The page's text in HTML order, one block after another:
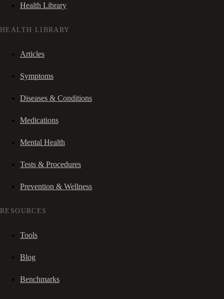
Health Library
HEALTH LIBRARY
Articles
Symptoms
Diseases & Conditions
Medications
Mental Health
Tests & Procedures
Prevention & Wellness
RESOURCES
Tools
Blog
Benchmarks